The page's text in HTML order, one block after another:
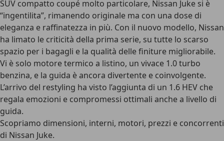
SUV compatto coupé molto particolare, Nissan Juke si è
“ingentilita”, rimanendo originale ma con una dose di
eleganza e raffinatezza in più. Con il nuovo modello, Nissan
ha limato le criticità della prima serie, su tutte lo scarso
spazio per i bagagli e la qualità delle finiture migliorabile.
Vi è solo motore termico a listino, un vivace 1.0 turbo
benzina, e la guida è ancora divertente e coinvolgente.
L’arrivo del restyling ha visto l’aggiunta di un 1.6 HEV che
regala emozioni e compromessi ottimali anche a livello di
guida.
Scopriamo dimensioni, interni, motori, prezzi e concorrenti
di Nissan Juke.